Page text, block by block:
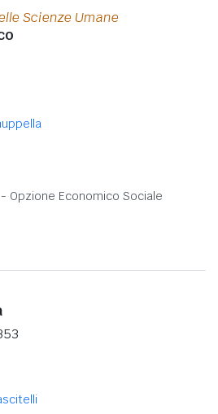
Scienze Umane
Opzione Economico Sociale